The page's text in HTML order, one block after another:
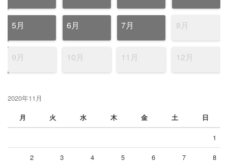
5月 6月 7月 8月
9月 10月 11月 12月
2020年11月
月
火 水 木 金 土 日
1
2 3 4 5 6 7 8